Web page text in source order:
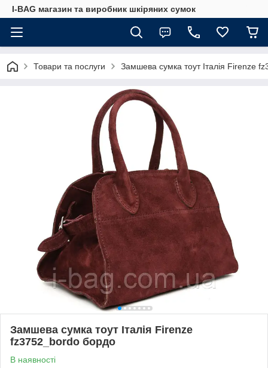
I-BAG магазин та виробник шкіряних сумок
Товари та послуги Замшева сумка тоут Італія Firenze
Замшева сумка тоут Італія Firenze
fz3752_bordo бордо
В наявності